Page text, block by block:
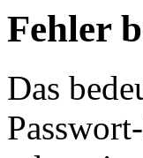
Fehler
Das